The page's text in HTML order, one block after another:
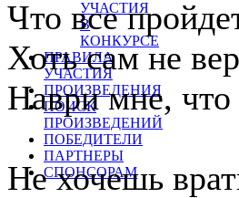
УЧАСТИЯ
В
КОНКУРСЕ
ПРАВИЛА
УЧАСТИЯ
ПРОИЗВЕДЕНИЯ
ПОИСК
ПРОИЗВЕДЕНИЙ
ПОБЕДИТЕЛИ
ПАРТНЕРЫ
СПОНСОРАМ
Что все
Хоть сам не
Наври мне, что
Не хочешь